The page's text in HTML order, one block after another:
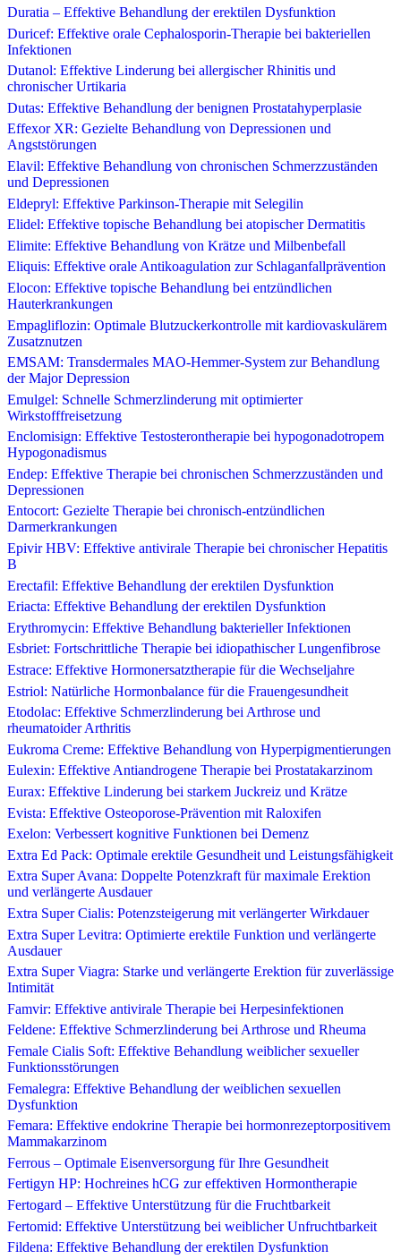
Duratia – Effektive Behandlung der erektilen Dysfunktion
Duricef: Effektive orale Cephalosporin-Therapie bei bakteriellen
Infektionen
Dutanol: Effektive Linderung bei allergischer Rhinitis und
chronischer Urtikaria
Dutas: Effektive Behandlung der benignen Prostatahyperplasie
Effexor XR: Gezielte Behandlung von Depressionen und
Angststörungen
Elavil: Effektive Behandlung von chronischen Schmerzzuständen
und Depressionen
Eldepryl: Effektive Parkinson-Therapie mit Selegilin
Elidel: Effektive topische Behandlung bei atopischer Dermatitis
Elimite: Effektive Behandlung von Krätze und Milbenbefall
Eliquis: Effektive orale Antikoagulation zur Schlaganfallprävention
Elocon: Effektive topische Behandlung bei entzündlichen
Hauterkrankungen
Empagliflozin: Optimale Blutzuckerkontrolle mit kardiovaskulärem
Zusatznutzen
EMSAM: Transdermales MAO-Hemmer-System zur Behandlung
der Major Depression
Emulgel: Schnelle Schmerzlinderung mit optimierter
Wirkstofffreisetzung
Enclomisign: Effektive Testosterontherapie bei hypogonadotropem
Hypogonadismus
Endep: Effektive Therapie bei chronischen Schmerzzuständen und
Depressionen
Entocort: Gezielte Therapie bei chronisch-entzündlichen
Darmerkrankungen
Epivir HBV: Effektive antivirale Therapie bei chronischer Hepatitis
B
Erectafil: Effektive Behandlung der erektilen Dysfunktion
Eriacta: Effektive Behandlung der erektilen Dysfunktion
Erythromycin: Effektive Behandlung bakterieller Infektionen
Esbriet: Fortschrittliche Therapie bei idiopathischer Lungenfibrose
Estrace: Effektive Hormonersatztherapie für die Wechseljahre
Estriol: Natürliche Hormonbalance für die Frauengesundheit
Etodolac: Effektive Schmerzlinderung bei Arthrose und
rheumatoider Arthritis
Eukroma Creme: Effektive Behandlung von Hyperpigmentierungen
Eulexin: Effektive Antiandrogene Therapie bei Prostatakarzinom
Eurax: Effektive Linderung bei starkem Juckreiz und Krätze
Evista: Effektive Osteoporose-Prävention mit Raloxifen
Exelon: Verbessert kognitive Funktionen bei Demenz
Extra Ed Pack: Optimale erektile Gesundheit und Leistungsfähigkeit
Extra Super Avana: Doppelte Potenzkraft für maximale Erektion
und verlängerte Ausdauer
Extra Super Cialis: Potenzsteigerung mit verlängerter Wirkdauer
Extra Super Levitra: Optimierte erektile Funktion und verlängerte
Ausdauer
Extra Super Viagra: Starke und verlängerte Erektion für zuverlässige
Intimität
Famvir: Effektive antivirale Therapie bei Herpesinfektionen
Feldene: Effektive Schmerzlinderung bei Arthrose und Rheuma
Female Cialis Soft: Effektive Behandlung weiblicher sexueller
Funktionsstörungen
Femalegra: Effektive Behandlung der weiblichen sexuellen
Dysfunktion
Femara: Effektive endokrine Therapie bei hormonrezeptorpositivem
Mammakarzinom
Ferrous – Optimale Eisenversorgung für Ihre Gesundheit
Fertigyn HP: Hochreines hCG zur effektiven Hormontherapie
Fertogard – Effektive Unterstützung für die Fruchtbarkeit
Fertomid: Effektive Unterstützung bei weiblicher Unfruchtbarkeit
Fildena: Effektive Behandlung der erektilen Dysfunktion